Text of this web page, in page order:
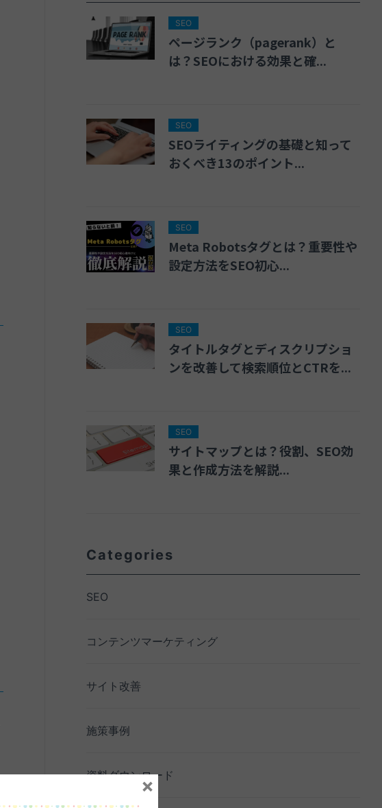
SEO
ページランク（pagerank）と
は？SEOにおける効果と確...
SEO
SEOライティングの基礎と知って
おくべき13のポイント...
SEO
Meta Robotsタグとは？重要性や
設定方法をSEO初心...
SEO
タイトルタグとディスクリプショ
ンを改善して検索順位とCTRを...
SEO
サイトマップとは？役割、SEO効
果と作成方法を解説...
Categories
SEO
コンテンツマーケティング
サイト改善
施策事例
資料ダウンロード
×